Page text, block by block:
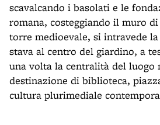
scavalcando i basolati e le
romana, costeggiando il muro
torre medioevale, si intravede la
stava al centro del giardino, a
una volta la centralità del luogo
destinazione di biblioteca,
cultura plurimediale